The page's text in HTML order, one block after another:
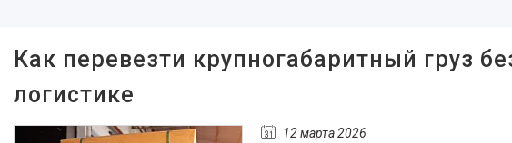
Отзывы
Как перевезти крупногабаритный груз
логистике
12 марта 2026